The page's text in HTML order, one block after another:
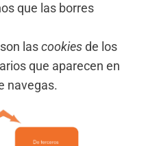
que las borres
lascookiesde los
que aparecen en
navegas.